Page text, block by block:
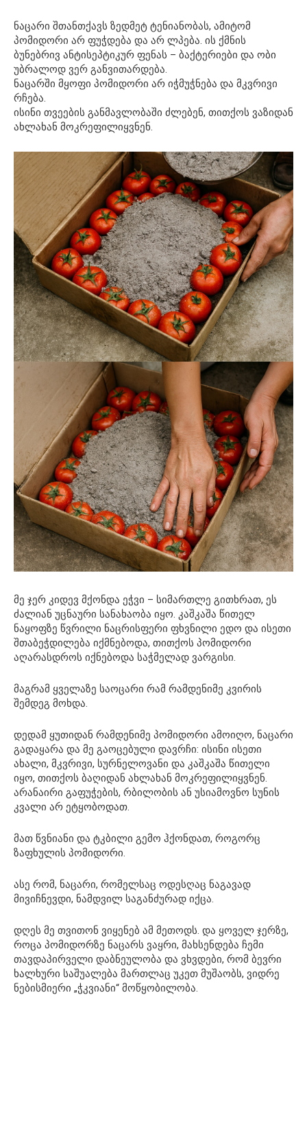
ნაცარი შთანთქავს ზედმეტ ტენიანობას, ამიტომ
პომიდორი არ ფუჭდება და არ ლპება. ის ქმნის
ბუნებრივ ანტისეპტიკურ ფენას – ბაქტერიები და ობი
უბრალოდ ვერ განვითარდება.
ნაცარში მყოფი პომიდორი არ იჭმუჭნება და მკვრივი
რჩება.
ისინი თვეების განმავლობაში ძლებენ, თითქოს ვაზიდან
ახლახან მოკრეფილიყვნენ.
მე ჯერ კიდევ მქონდა ეჭვი – სიმართლე გითხრათ, ეს
ძალიან უცნაური სანახაობა იყო. კაშკაშა წითელ
ნაყოფზე წვრილი ნაცრისფერი ფხვნილი ედო და ისეთი
შთაბეჭდილება იქმნებოდა, თითქოს პომიდორი
აღარასდროს იქნებოდა საჭმელად ვარგისი.
მაგრამ ყველაზე საოცარი რამ რამდენიმე კვირის
შემდეგ მოხდა.
დედამ ყუთიდან რამდენიმე პომიდორი ამოიღო, ნაცარი
გადაყარა და მე გაოცებული დავრჩი: ისინი ისეთი
ახალი, მკვრივი, სურნელოვანი და კაშკაშა წითელი
იყო, თითქოს ბაღიდან ახლახან მოკრეფილიყვნენ.
არანაირი გაფუჭების, რბილობის ან უსიამოვნო სუნის
კვალი არ ეტყობოდათ.
მათ წვნიანი და ტკბილი გემო ჰქონდათ, როგორც
ზაფხულის პომიდორი.
ასე რომ, ნაცარი, რომელსაც ოდესღაც ნაგავად
მივიჩნევდი, ნამდვილ საგანძურად იქცა.
დღეს მე თვითონ ვიყენებ ამ მეთოდს. და ყოველ ჯერზე,
როცა პომიდორზე ნაცარს ვაყრი, მახსენდება ჩემი
თავდაპირველი დაბნეულობა და ვხვდები, რომ ბევრი
ხალხური საშუალება მართლაც უკეთ მუშაობს, ვიდრე
ნებისმიერი „ჭკვიანი“ მოწყობილობა.